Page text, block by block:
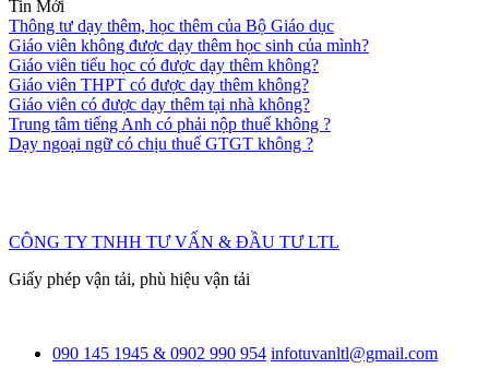
Tin Mới
Thông tư dạy thêm, học thêm của Bộ Giáo dục
Giáo viên không được dạy thêm học sinh của mình?
Giáo viên tiểu học có được dạy thêm không?
Giáo viên THPT có được dạy thêm không?
Giáo viên có được dạy thêm tại nhà không?
Trung tâm tiếng Anh có phải nộp thuế không ?
Dạy ngoại ngữ có chịu thuế GTGT không ?
CÔNG TY TNHH TƯ VẤN & ĐẦU TƯ LTL
Giấy phép vận tải, phù hiệu vận tải
090 145 1945 & 0902 990 954 infotuvanltl@gmail.com